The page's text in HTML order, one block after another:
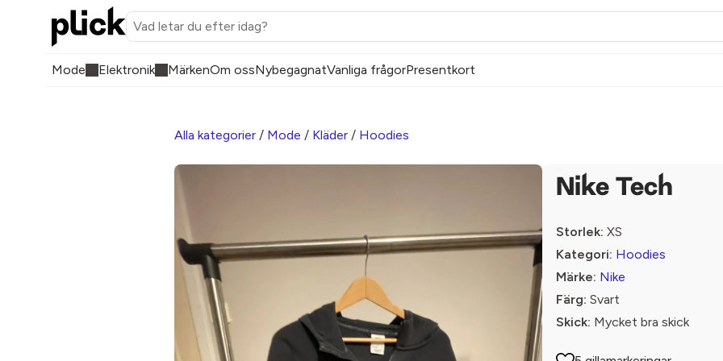
Mode Elektronik MärkenOm ossNybegagnatVanliga frågorPresentkort
Alla kategorier / Mode / Kläder / Hoodies
Nike Tech
Storlek: XS
Kategori: Hoodies
Märke: Nike
Färg: Svart
Skick: Mycket bra skick